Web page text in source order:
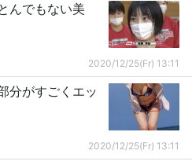
んでもない美
2020/12/25(Fr) 13:11
分がすごくエッ
2020/12/25(Fr) 13:11